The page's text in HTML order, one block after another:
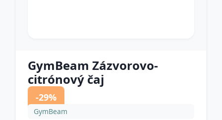
GymBeam Zázvorovo-
citrónový čaj
-29%
GymBeam